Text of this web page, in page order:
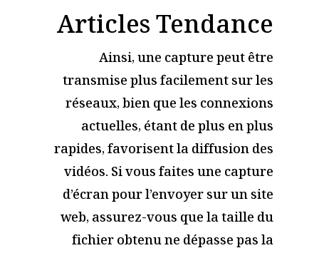
Articles Tendance
Ainsi, une capture peut être
transmise plus facilement sur les
réseaux, bien que les connexions
actuelles, étant de plus en plus
rapides, favorisent la diffusion des
vidéos. Si vous faites une capture
d’écran pour l’envoyer sur un site
web, assurez-vous que la taille du
fichier obtenu ne dépasse pas la